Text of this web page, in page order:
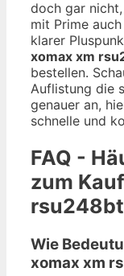
doch gar
mit Prime
klarer
xomax xm
bestellen.
Auflistung die
genauer an,
schnelle und
FAQ -
zum
Wie
xomax xm